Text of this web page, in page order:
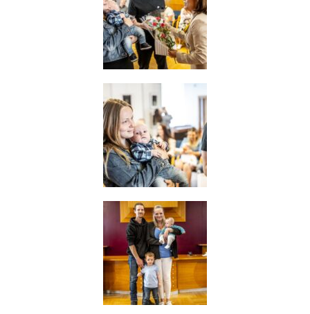
používání
analytických
cookies ve
vztahu k Vaší
návštěvě,
ztrácíme
analýzy
výkonu a
opatření.
Personalizované
soubory cookie
soubory cookie a
další technologie,
abychom
přizpůsobili naše
webové stránky
potřebám a zájmům